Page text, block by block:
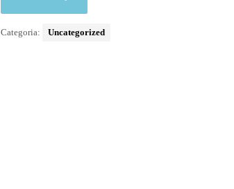
Categoria: Uncategorized